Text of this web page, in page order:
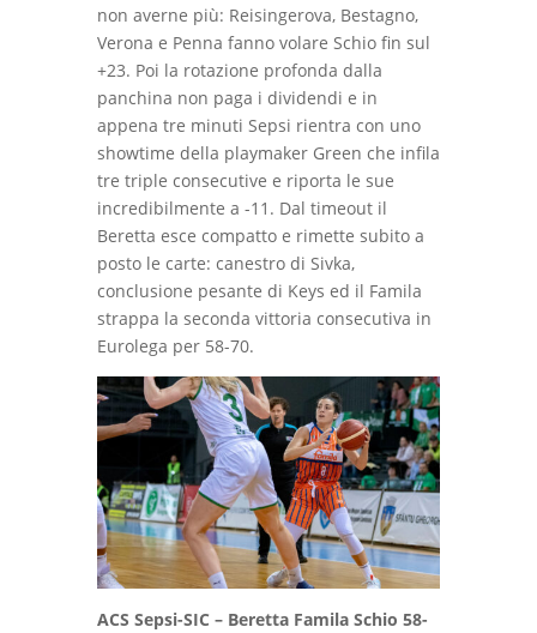
non averne più: Reisingerova, Bestagno,
Verona e Penna fanno volare Schio fin sul
+23. Poi la rotazione profonda dalla
panchina non paga i dividendi e in
appena tre minuti Sepsi rientra con uno
showtime della playmaker Green che infila
tre triple consecutive e riporta le sue
incredibilmente a -11. Dal timeout il
Beretta esce compatto e rimette subito a
posto le carte: canestro di Sivka,
conclusione pesante di Keys ed il Famila
strappa la seconda vittoria consecutiva in
Eurolega per 58-70.
ACS Sepsi-SIC – Beretta Famila Schio 58-